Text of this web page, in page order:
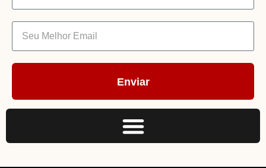
Enviar